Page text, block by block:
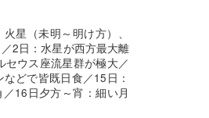
星（未明～明け方）、
2日：水星が西方最大離
セウス座流星群が極大／
どで皆既日食／15日：
16日夕方～宵：細い月